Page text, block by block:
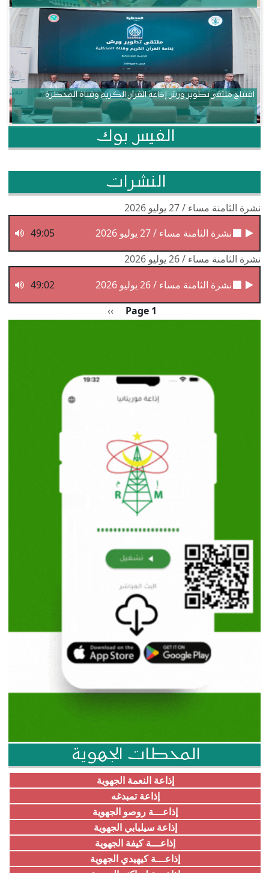
افتتاح ملتقى تطوير ورش إذاعة القرآن الكريم وقناة المحظرة
الفيس بوك
النشرات
نشرة الثامنة مساء / 27 يوليو 2026
نشرة الثامنة مساء / 27 يوليو 2026
49:05
نشرة الثامنة مساء / 26 يوليو 2026
نشرة الثامنة مساء / 26 يوليو 2026
49:02
Page 1 الصفحة التالية
››
المحطات الجهوية
إذاعة النعمة الجهوية
إذاعة تمبدغه
إذاعـــة روصو الجهوية
إذاعة سيلبابي الجهوية
إذاعـــة كيفة الجهوية
إذاعـــة كيهيدي الجهوية